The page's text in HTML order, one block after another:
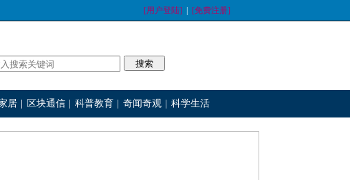
[用户登陆] [免费注册]
居 区块通信 科普教育 奇闻奇观 科学生活